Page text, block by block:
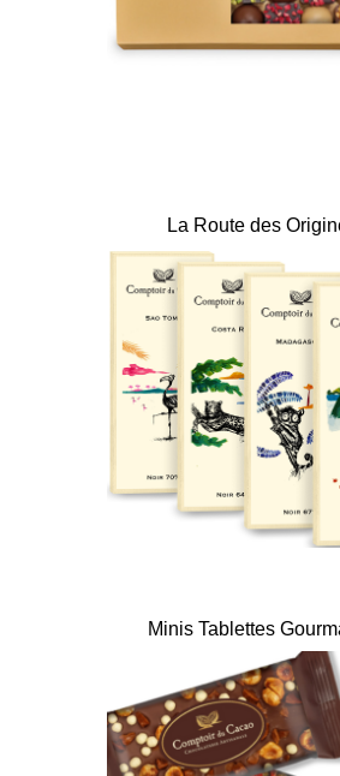
La Route des
Minis Tablettes